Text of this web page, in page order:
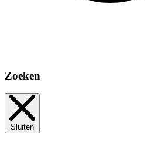
Zoeken
Sluiten